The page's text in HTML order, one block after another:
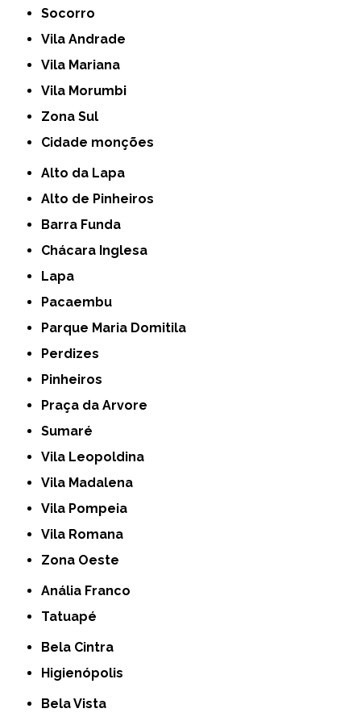
Socorro
Vila Andrade
Vila Mariana
Vila Morumbi
Zona Sul
cidade monções
Alto da Lapa
Alto de Pinheiros
Barra Funda
Chácara Inglesa
Lapa
Pacaembu
Parque Maria Domitila
Perdizes
Pinheiros
Praça da Arvore
Sumaré
Vila Leopoldina
Vila Madalena
Vila Pompeia
Vila Romana
Zona Oeste
Anália Franco
Tatuapé
Bela Cintra
Higienópolis
Bela Vista